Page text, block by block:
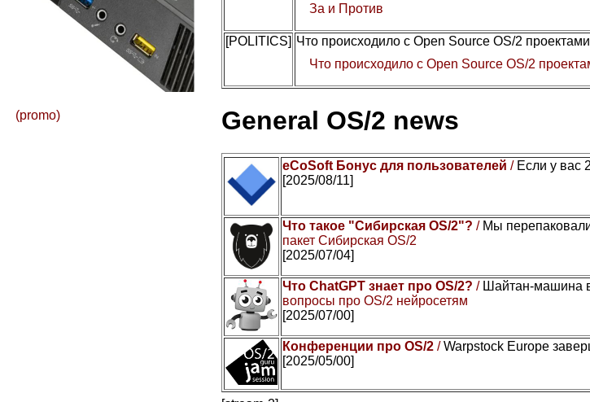
(promo)
За и Против
[POLITICS] Что происходило с Open Source OS/2
Что происходило с Open Source OS/2
General OS/2 news
eCoSoft Бонус для пользователей / Если у вас
[2025/08/11]
Что такое "Сибирская OS/2"? / Мы
пакет Сибирская OS/2
[2025/07/04]
Что ChatGPT знает про OS/2? / Шайтан-машина
вопросы про OS/2 нейросетям
[2025/07/00]
Конференции про OS/2 /Warpstock Europe
[2025/05/00]